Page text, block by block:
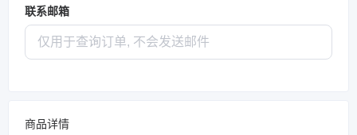
联系邮箱
商品详情